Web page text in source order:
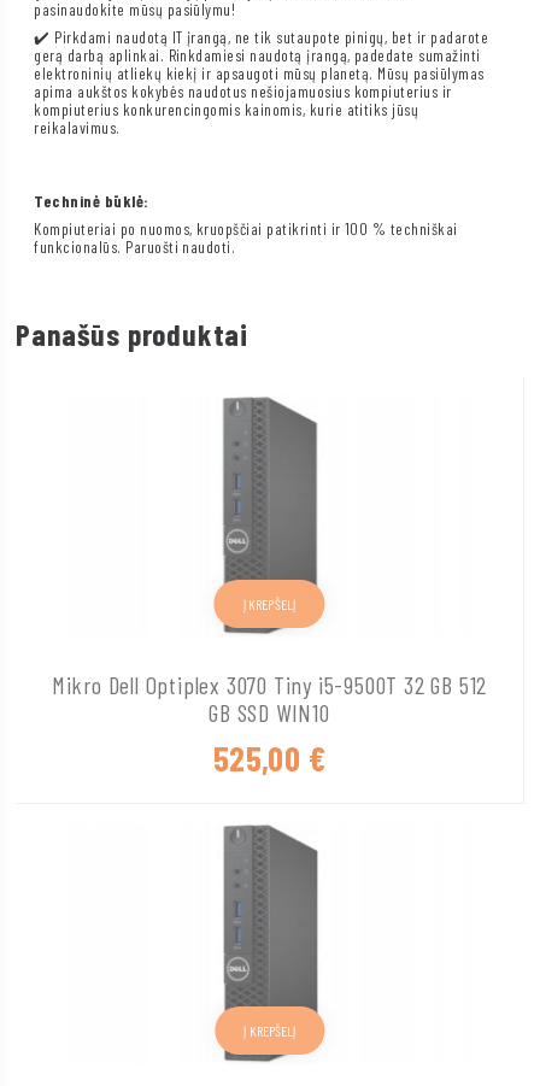
pasinaudokite mūsų pasiūlymu!
✔️ Pirkdami naudotą IT įrangą, ne tik sutaupote pinigų, bet ir padarote
gerą darbą aplinkai. Rinkdamiesi naudotą įrangą, padedate sumažinti
elektroninių atliekų kiekį ir apsaugoti mūsų planetą. Mūsų pasiūlymas
apima aukštos kokybės naudotus nešiojamuosius kompiuterius ir
kompiuterius konkurencingomis kainomis, kurie atitiks jūsų
reikalavimus.
Techninė būklė:
Kompiuteriai po nuomos, kruopščiai patikrinti ir 100 % techniškai
funkcionalūs. Paruošti naudoti.
Panašūs produktai
Mikro Dell Optiplex 3070 Tiny i5-9500T 32 GB 512
GB SSD WIN10
525,00 €
Į KREPŠELĮ
Į KREPŠELĮ